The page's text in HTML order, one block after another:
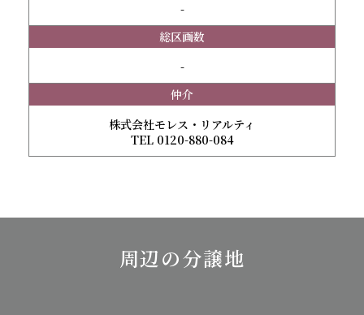
-
総区画数
-
仲介
株式会社モレス・リアルティ
TEL 0120-880-084
周辺の分譲地